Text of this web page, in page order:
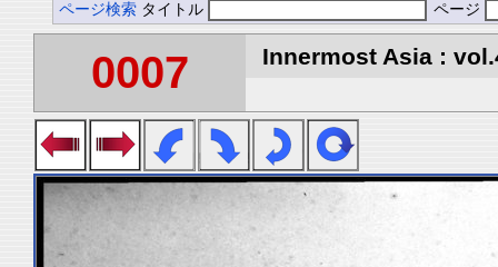
ページ検索 タイトル ページ
0007 Innermost Asia :